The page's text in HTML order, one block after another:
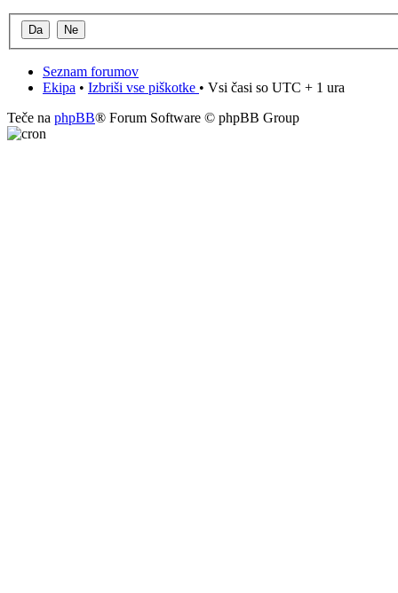
Seznam forumov
Ekipa • Izbriši vse piškotke • Vsi časi so UTC + 1 ura
Teče na phpBB® Forum Software © phpBB Group